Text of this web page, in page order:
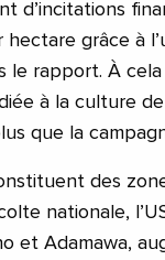
d’incitations
grâce à
le rapport. À cela
à la culture de
que la
des
nationale,
et Adamawa,